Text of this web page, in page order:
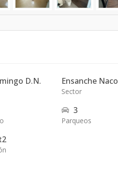
D.N. Ensanche Naco
Sector
3
Parqueos